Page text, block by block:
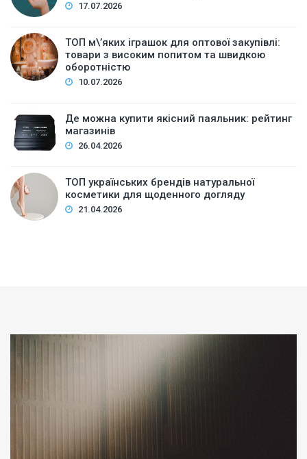
17.07.2026
ТОП м\’яких іграшок для оптової закупівлі:
товари з високим попитом та швидкою
оборотністю
10.07.2026
Де можна купити якісний паяльник: рейтинг
магазинів
26.04.2026
ТОП українських брендів натуральної
косметики для щоденного догляду
21.04.2026